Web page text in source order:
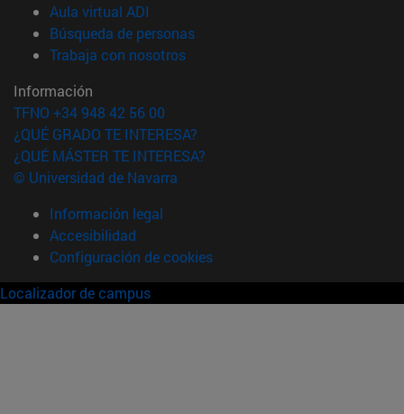
Aula virtual ADI
Búsqueda de personas(abre en nueva ventana)
Trabaja con nosotros(abre en nueva ventana)
Información
TFNO +34 948 42 56 00
¿QUÉ GRADO TE INTERESA?
¿QUÉ MÁSTER TE INTERESA?
© Universidad de Navarra
Información legal
Accesibilidad
Configuración de cookies
Localizador de campus